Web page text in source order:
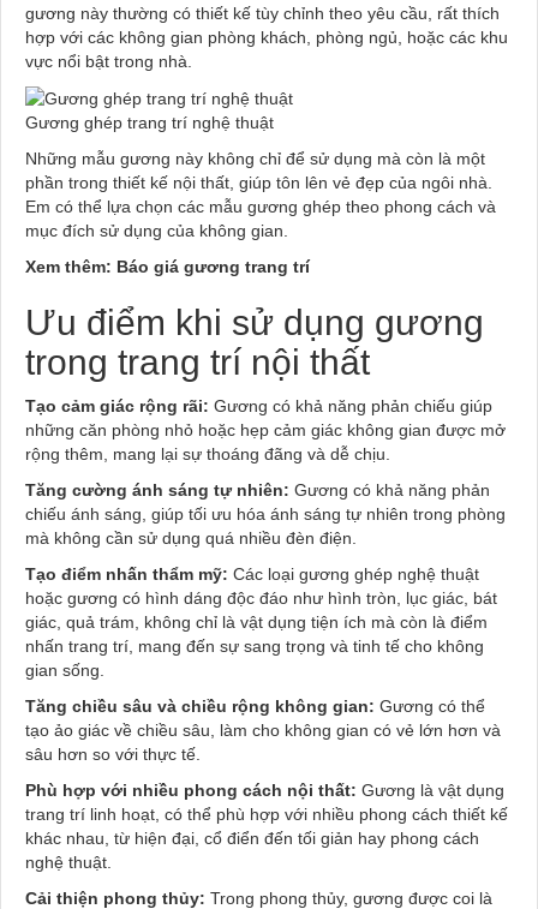
gương này thường có thiết kế tùy chỉnh theo yêu cầu, rất thích
hợp với các không gian phòng khách, phòng ngủ, hoặc các khu
vực nổi bật trong nhà.
Gương ghép trang trí nghệ thuật
Những mẫu gương này không chỉ để sử dụng mà còn là một
phần trong thiết kế nội thất, giúp tôn lên vẻ đẹp của ngôi nhà.
Em có thể lựa chọn các mẫu gương ghép theo phong cách và
mục đích sử dụng của không gian.
Xem thêm: Báo giá gương trang trí
Ưu điểm khi sử dụng gương
trong trang trí nội thất
Tạo cảm giác rộng rãi: Gương có khả năng phản chiếu giúp
những căn phòng nhỏ hoặc hẹp cảm giác không gian được mở
rộng thêm, mang lại sự thoáng đãng và dễ chịu.
Tăng cường ánh sáng tự nhiên: Gương có khả năng phản
chiếu ánh sáng, giúp tối ưu hóa ánh sáng tự nhiên trong phòng
mà không cần sử dụng quá nhiều đèn điện.
Tạo điểm nhấn thẩm mỹ: Các loại gương ghép nghệ thuật
hoặc gương có hình dáng độc đáo như hình tròn, lục giác, bát
giác, quả trám, không chỉ là vật dụng tiện ích mà còn là điểm
nhấn trang trí, mang đến sự sang trọng và tinh tế cho không
gian sống.
Tăng chiều sâu và chiều rộng không gian: Gương có thể
tạo ảo giác về chiều sâu, làm cho không gian có vẻ lớn hơn và
sâu hơn so với thực tế.
Phù hợp với nhiều phong cách nội thất: Gương là vật dụng
trang trí linh hoạt, có thể phù hợp với nhiều phong cách thiết kế
khác nhau, từ hiện đại, cổ điển đến tối giản hay phong cách
nghệ thuật.
Cải thiện phong thủy: Trong phong thủy, gương được coi là